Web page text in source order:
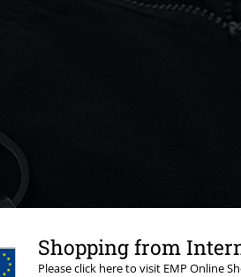
Shopping from
Please click here to visit EMP Online